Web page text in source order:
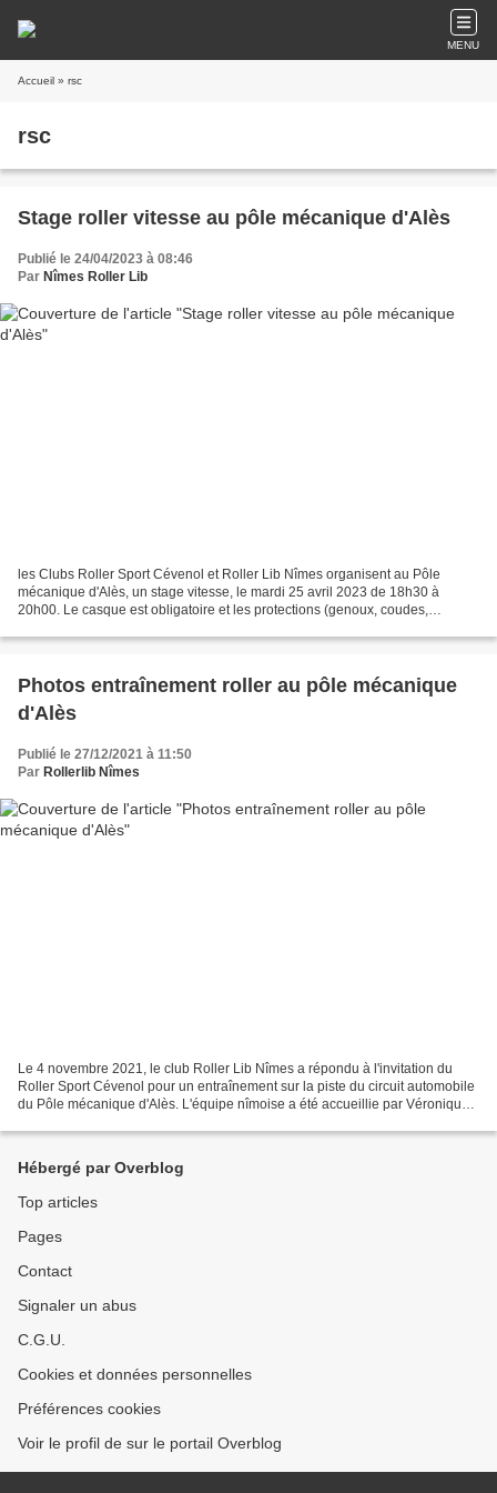
MENU
Accueil » rsc
rsc
Stage roller vitesse au pôle mécanique d'Alès
Publié le 24/04/2023 à 08:46
Par Nîmes Roller Lib
les Clubs Roller Sport Cévenol et Roller Lib Nîmes organisent au Pôle
mécanique d'Alès, un stage vitesse, le mardi 25 avril 2023 de 18h30 à
20h00. Le casque est obligatoire et les protections (genoux, coudes,
Photos entraînement roller au pôle mécanique
d'Alès
Publié le 27/12/2021 à 11:50
Par Rollerlib Nîmes
Le 4 novembre 2021, le club Roller Lib Nîmes a répondu à l'invitation du
Roller Sport Cévenol pour un entraînement sur la piste du circuit automobile
du Pôle mécanique d'Alès. L'équipe nîmoise a été accueillie par Véronique
Hébergé par Overblog
Top articles
Pages
Contact
Signaler un abus
C.G.U.
Cookies et données personnelles
Préférences cookies
Voir le profil de sur le portail Overblog